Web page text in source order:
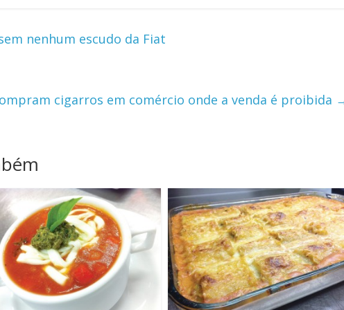
nenhum escudo da Fiat
cigarros em comércio onde a venda é proibida